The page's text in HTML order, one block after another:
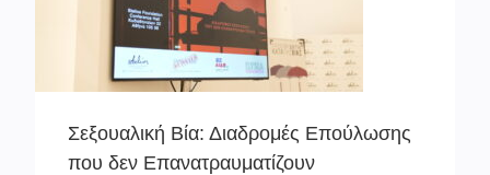
Σεξουαλική Βία: Διαδρομές Επούλωσης
που δεν Επανατραυματίζουν